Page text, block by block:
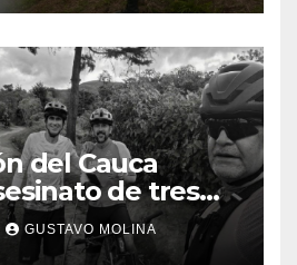
del Cauca
de tres
Gobierno
GUSTAVO MOLINA